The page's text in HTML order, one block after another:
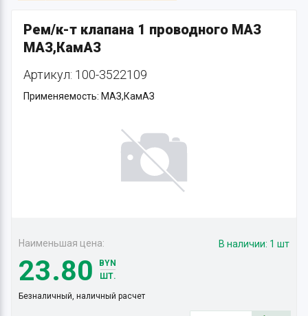
Рем/к-т клапана 1 проводного МАЗ
МАЗ,КамАЗ
Артикул: 100-3522109
Применяемость: МАЗ,КамАЗ
В наличии: 1 шт
Наименьшая цена:
23.80
BYN
ШТ.
Безналичный, наличный расчет